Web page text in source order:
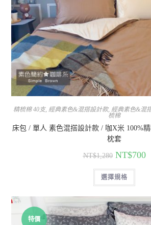
精梳棉 40支, 經典素色&混搭設計款, 經典素色&混
梳棉
床包 / 單人 素色混搭設計款 / 咖X米 100%
枕套
NT$1,280 NT$700
選擇規格
特價